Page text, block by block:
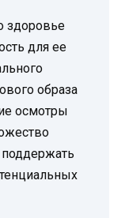
здоровье
для ее
образа
осмотры